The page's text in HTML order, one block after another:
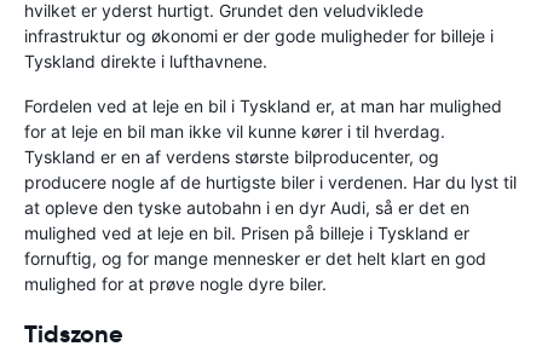
hvilket er yderst hurtigt. Grundet den veludviklede
infrastruktur og økonomi er der gode muligheder for billeje i
Tyskland direkte i lufthavnene.
Fordelen ved at leje en bil i Tyskland er, at man har mulighed
for at leje en bil man ikke vil kunne kører i til hverdag.
Tyskland er en af verdens største bilproducenter, og
producere nogle af de hurtigste biler i verdenen. Har du lyst til
at opleve den tyske autobahn i en dyr Audi, så er det en
mulighed ved at leje en bil. Prisen på billeje i Tyskland er
fornuftig, og for mange mennesker er det helt klart en god
mulighed for at prøve nogle dyre biler.
Tidszone